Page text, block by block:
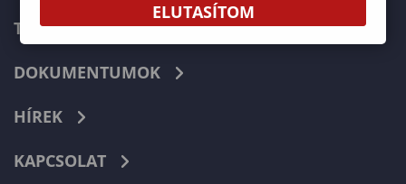
TELEFONKÖNYV
DOKUMENTUMOK
HÍREK
KAPCSOLAT
ELUTASÍTOM